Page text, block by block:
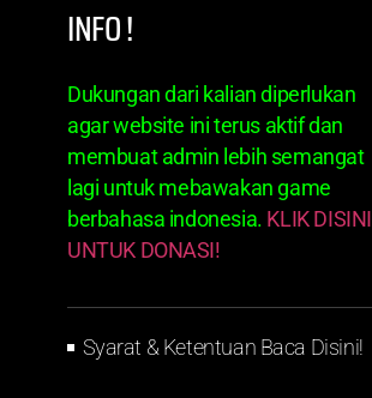
INFO !
Dukungan dari kalian diperlukan
agar website ini terus aktif dan
membuat admin lebih semangat
lagi untuk mebawakan game
berbahasa indonesia. KLIK DISINI
UNTUK DONASI!
Syarat & Ketentuan Baca Disini!